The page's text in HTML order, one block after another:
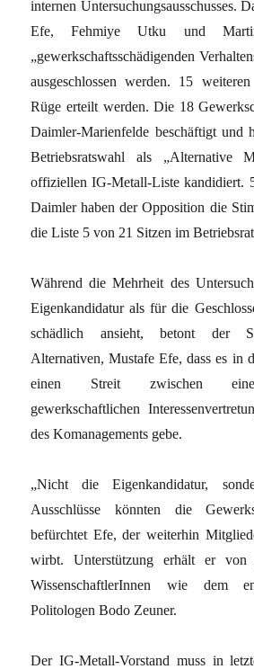
internen Untersuchungsausschusses.
Efe, Fehmiye Utku und
„gewerkschaftsschädigenden
ausgeschlossen werden. 15
Rüge erteilt werden. Die 18
Daimler-Marienfelde beschäftigt und
Betriebsratswahl als „Alternative
offiziellen IG-Metall-Liste kandidiert.
Daimler haben der Opposition die
die Liste 5 von 21 Sitzen im
Während die Mehrheit des
Eigenkandidatur als für die
schädlich ansieht, betont der
Alternativen, Mustafe Efe, dass es in
einen Streit zwischen einer
gewerkschaftlichen
des Komanagements gebe.
„Nicht die Eigenkandidatur,
Ausschlüsse könnten die
befürchtet Efe, der weiterhin
wirbt. Unterstützung erhält er von
WissenschaftlerInnen wie dem
Politologen Bodo Zeuner.
Der IG-Metall-Vorstand muss in